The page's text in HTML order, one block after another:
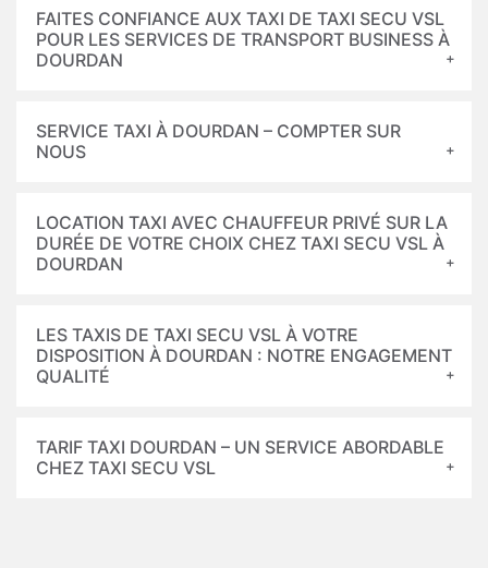
FAITES CONFIANCE AUX TAXI DE TAXI SECU VSL
POUR LES SERVICES DE TRANSPORT BUSINESS À
DOURDAN
SERVICE TAXI À DOURDAN – COMPTER SUR
NOUS
LOCATION TAXI AVEC CHAUFFEUR PRIVÉ SUR LA
DURÉE DE VOTRE CHOIX CHEZ TAXI SECU VSL À
DOURDAN
LES TAXIS DE TAXI SECU VSL À VOTRE
DISPOSITION À DOURDAN : NOTRE ENGAGEMENT
QUALITÉ
TARIF TAXI DOURDAN – UN SERVICE ABORDABLE
CHEZ TAXI SECU VSL